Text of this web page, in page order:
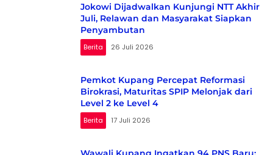
Jokowi Dijadwalkan Kunjungi NTT Akhir
Juli, Relawan dan Masyarakat Siapkan
Penyambutan
Berita 26 Juli 2026
Pemkot Kupang Percepat Reformasi
Birokrasi, Maturitas SPIP Melonjak dari
Level 2 ke Level 4
Berita 17 Juli 2026